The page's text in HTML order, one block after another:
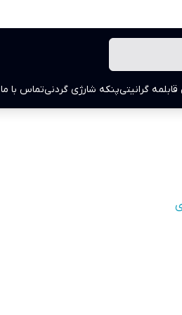
گرانیتیپنکه شارژی گردنیتماس با ما